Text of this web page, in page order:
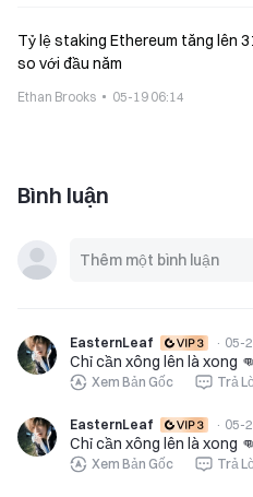
Tỷ lệ staking Ethereum tăng lên
so với đầu năm
Ethan Brooks 05-19 06:14
Bình luận
EasternLeaf · 05-
Chỉ cần xông lên là xong 👊
Xem Bản Gốc Trả
EasternLeaf · 05-
Chỉ cần xông lên là xong 👊
Xem Bản Gốc Trả